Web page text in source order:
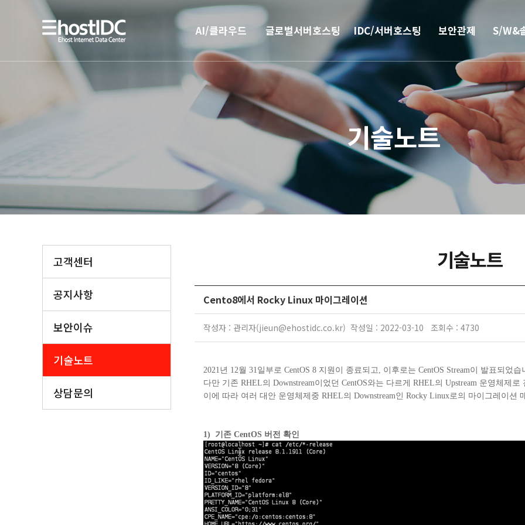
AI/클라우드
AI 인프라
AI 전용 서버호스팅
글로벌서버호스팅
해외
IDC/서버호스팅
서버호스팅
CN2 중국회선
서버 매니지먼트
IPFS 구축
L4 로드밸런싱
보안관제
안티랜섬웨어
웹격리(RBI)
방화벽
보안솔루션
DDoS & 백신
S/W&
부가
SSO 통
모바일
기술노트
고객센터
공지사항
보안이슈
기술노트
상담문의
기술노트
Cento8에서 Rocky Linux 마이그레이션
작성자 : 관리자(jieun@ehostidc.co.kr) 작성일 : 2022-03-10 조회수 : 4730
2021년 12월 31일부로 CentOS 8 지원이 종료되고, 이후로는 CentOS Stream이 발표되었습
다만 기존 RHEL의 Downstream이었던 CentOS와는 다르게 RHEL의 Upstream 운영체제로
이에 따라 여러 대안 운영체제중 RHEL의 Downstream인 Rocky Linux로의 마이그레이션
1) 기존 CentOS 버전 확인